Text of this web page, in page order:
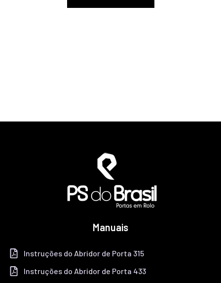
Manuais
Instruções do Abridor de Porta 315
Instruções do Abridor de Porta 433